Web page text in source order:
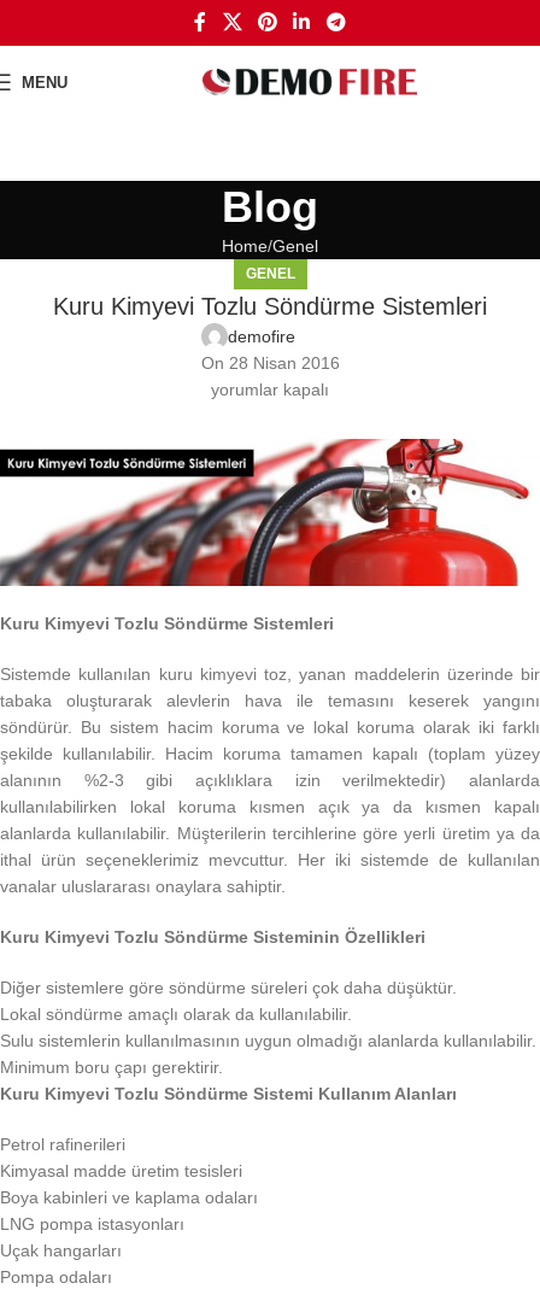
MENU
Blog
Home Genel
GENEL
Kuru Kimyevi Tozlu Söndürme Sistemleri
demofire
On 28 Nisan 2016
yorumlar kapalı
Kuru Kimyevi Tozlu Söndürme Sistemleri
Sistemde kullanılan kuru kimyevi toz, yanan maddelerin üzerinde bir
tabaka oluşturarak alevlerin hava ile temasını keserek yangını
söndürür. Bu sistem hacim koruma ve lokal koruma olarak iki farklı
şekilde kullanılabilir. Hacim koruma tamamen kapalı (toplam yüzey
alanının %2-3 gibi açıklıklara izin verilmektedir) alanlarda
kullanılabilirken lokal koruma kısmen açık ya da kısmen kapalı
alanlarda kullanılabilir. Müşterilerin tercihlerine göre yerli üretim ya da
ithal ürün seçeneklerimiz mevcuttur. Her iki sistemde de kullanılan
vanalar uluslararası onaylara sahiptir.
Kuru Kimyevi Tozlu Söndürme Sisteminin Özellikleri
Diğer sistemlere göre söndürme süreleri çok daha düşüktür.
Lokal söndürme amaçlı olarak da kullanılabilir.
Sulu sistemlerin kullanılmasının uygun olmadığı alanlarda kullanılabilir.
Minimum boru çapı gerektirir.
Kuru Kimyevi Tozlu Söndürme Sistemi Kullanım Alanları
Petrol rafinerileri
Kimyasal madde üretim tesisleri
Boya kabinleri ve kaplama odaları
LNG pompa istasyonları
Uçak hangarları
Pompa odaları